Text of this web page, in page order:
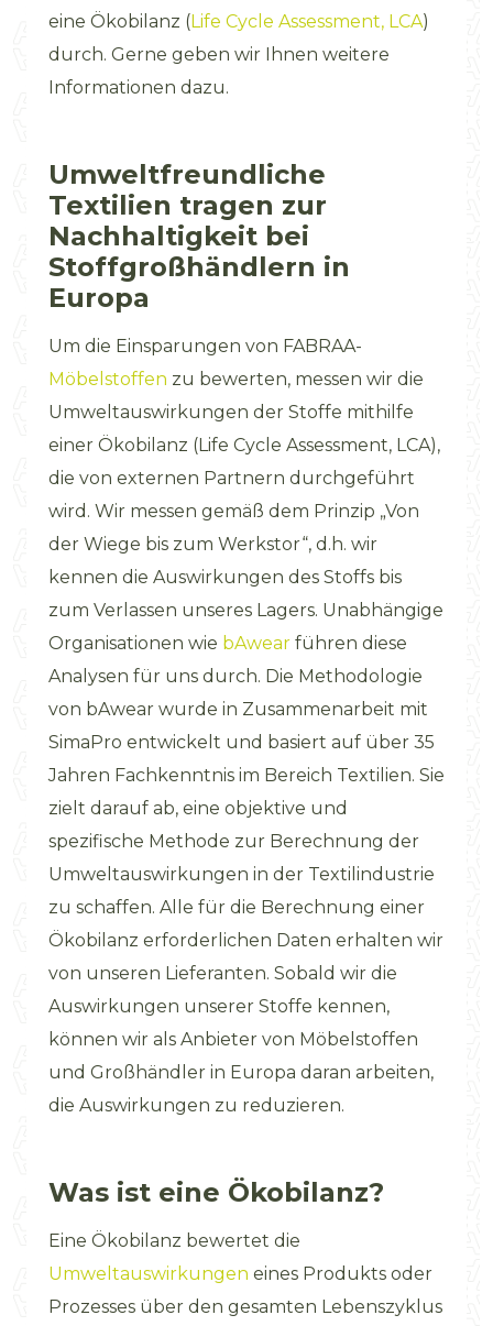
eine Ökobilanz (Life Cycle Assessment, LCA)
durch. Gerne geben wir Ihnen weitere
Informationen dazu.
Umweltfreundliche
Textilien tragen zur
Nachhaltigkeit bei
Stoffgroßhändlern in
Europa
Um die Einsparungen von FABRAA-
Möbelstoffen zu bewerten, messen wir die
Umweltauswirkungen der Stoffe mithilfe
einer Ökobilanz (Life Cycle Assessment, LCA),
die von externen Partnern durchgeführt
wird. Wir messen gemäß dem Prinzip „Von
der Wiege bis zum Werkstor“, d.h. wir
kennen die Auswirkungen des Stoffs bis
zum Verlassen unseres Lagers. Unabhängige
Organisationen wie bAwear führen diese
Analysen für uns durch. Die Methodologie
von bAwear wurde in Zusammenarbeit mit
SimaPro entwickelt und basiert auf über 35
Jahren Fachkenntnis im Bereich Textilien. Sie
zielt darauf ab, eine objektive und
spezifische Methode zur Berechnung der
Umweltauswirkungen in der Textilindustrie
zu schaffen. Alle für die Berechnung einer
Ökobilanz erforderlichen Daten erhalten wir
von unseren Lieferanten. Sobald wir die
Auswirkungen unserer Stoffe kennen,
können wir als Anbieter von Möbelstoffen
und Großhändler in Europa daran arbeiten,
die Auswirkungen zu reduzieren.
Was ist eine Ökobilanz?
Eine Ökobilanz bewertet die
Umweltauswirkungen eines Produkts oder
Prozesses über den gesamten Lebenszyklus